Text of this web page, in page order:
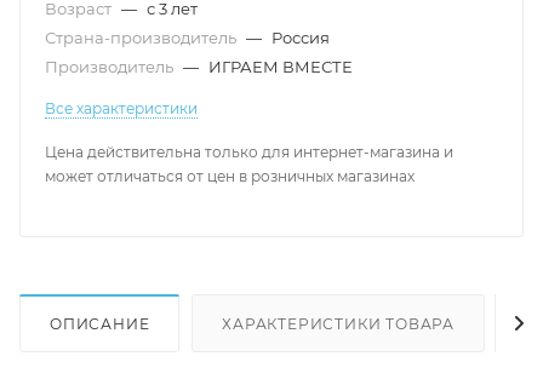
Возраст — с 3 лет
Страна-производитель — Россия
Производитель — ИГРАЕМ ВМЕСТЕ
Все характеристики
Цена действительна только для интернет-магазина и
может отличаться от цен в розничных магазинах
ОПИСАНИЕ ХАРАКТЕРИСТИКИ ТОВАРА